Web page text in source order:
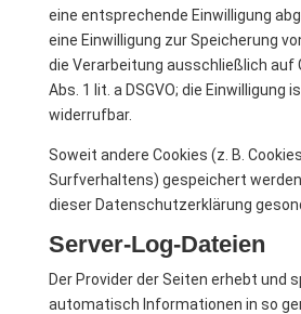
eine entsprechende Einwilligung
eine Einwilligung zur Speicherung
die Verarbeitung ausschließlich auf
Abs. 1 lit. a DSGVO; die Einwilligung
widerrufbar.
Soweit andere Cookies (z. B.
Surfverhaltens) gespeichert
dieser Datenschutzerklärung
Server-Log-Dateien
Der Provider der Seiten erhebt und
automatisch Informationen in so